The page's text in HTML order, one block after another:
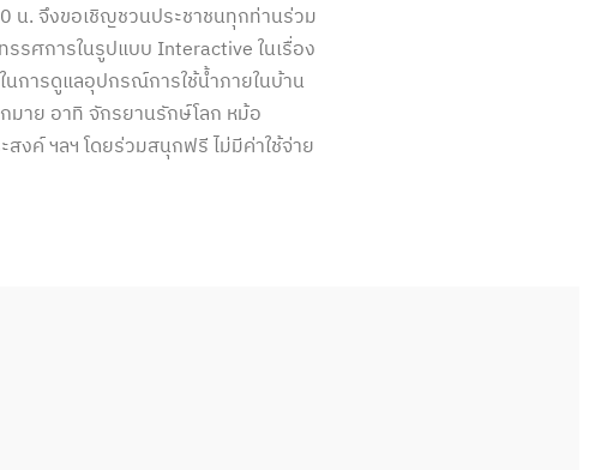
น. จึงขอเชิญชวนประชาชนทุกท่านร่วม
รศการในรูปแบบ Interactive ในเรื่อง
การดูแลอุปกรณ์การใช้น้ำภายในบ้าน
าย อาทิ จักรยานรักษ์โลก หม้อ
งค์ ฯลฯ โดยร่วมสนุกฟรี ไม่มีค่าใช้จ่าย